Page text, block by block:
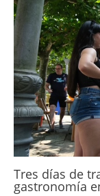
Tres días de
gastronomía